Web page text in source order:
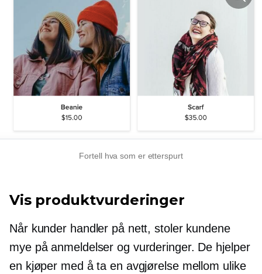
Fortell hva som er etterspurt
Vis produktvurderinger
Når kunder handler på nett, stoler kundene
mye på anmeldelser og vurderinger. De hjelper
en kjøper med å ta en avgjørelse mellom ulike